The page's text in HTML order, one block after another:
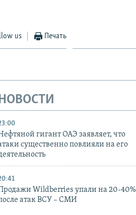
us Печать
гигант ОАЭ заявляет, что
существенно повлияли на его
Wildberries упали на 20-40%
атак ВСУ – СМИ